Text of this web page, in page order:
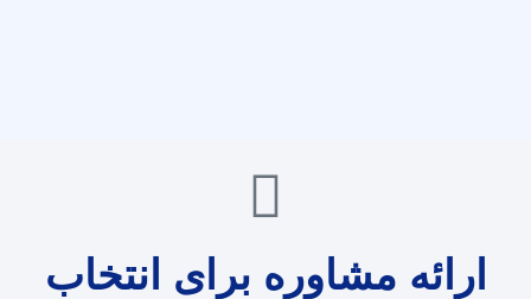
ارائه مشاوره برای انتخاب